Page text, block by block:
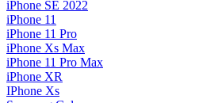
iPhone SE 2022
iPhone 11
iPhone 11 Pro
iPhone Xs Max
iPhone 11 Pro Max
iPhone XR
IPhone Xs